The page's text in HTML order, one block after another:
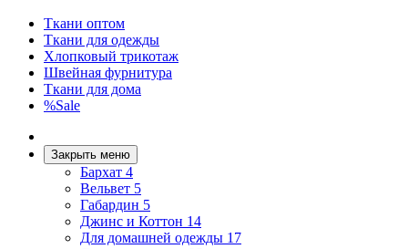
Ткани оптом
Ткани для одежды
Хлопковый трикотаж
Швейная фурнитура
Ткани для дома
%Sale
Закрыть меню
Бархат 4
Вельвет 5
Габардин 5
Джинс и Коттон 14
Для домашней одежды 17